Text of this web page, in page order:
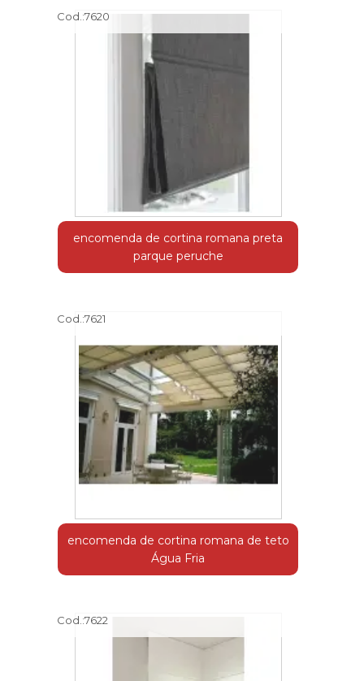
Cod.:7620
encomenda de cortina romana preta
parque peruche
Cod.:7621
encomenda de cortina romana de teto
Água Fria
Cod.:7622